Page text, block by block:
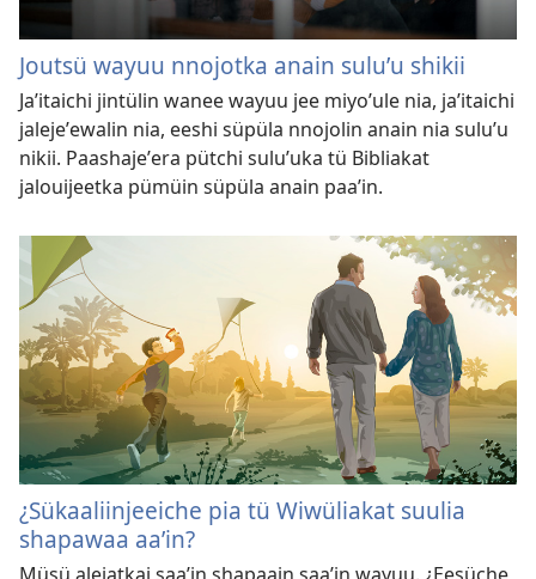
Joutsü wayuu nnojotka anain suluʼu shikii
Jaʼitaichi jintülin wanee wayuu jee miyoʼule nia, jaʼitaichi
jalejeʼewalin nia, eeshi süpüla nnojolin anain nia suluʼu
nikii. Paashajeʼera pütchi suluʼuka tü Bibliakat
jalouijeetka pümüin süpüla anain paaʼin.
¿Sükaaliinjeeiche pia tü Wiwüliakat suulia
shapawaa aaʼin?